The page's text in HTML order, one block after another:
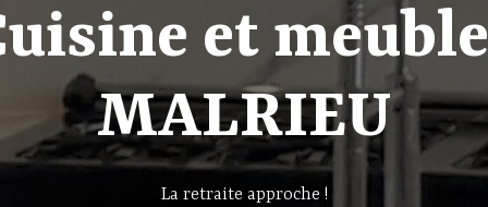
et
MALRIEU
La retraite approche !